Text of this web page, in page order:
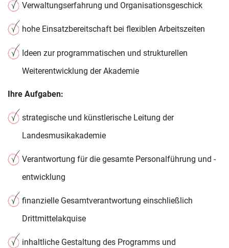
Verwaltungserfahrung und Organisationsgeschick
hohe Einsatzbereitschaft bei flexiblen Arbeitszeiten
Ideen zur programmatischen und strukturellen
Weiterentwicklung der Akademie
Ihre Aufgaben:
strategische und künstlerische Leitung der
Landesmusikakademie
Verantwortung für die gesamte Personalführung und -
entwicklung
finanzielle Gesamtverantwortung einschließlich
Drittmittelakquise
inhaltliche Gestaltung des Programms und